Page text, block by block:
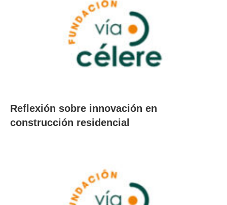
Reflexión sobre innovación en
construcción residencial